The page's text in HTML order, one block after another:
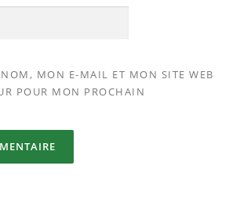
MON E-MAIL ET MON SITE WEB
POUR MON PROCHAIN